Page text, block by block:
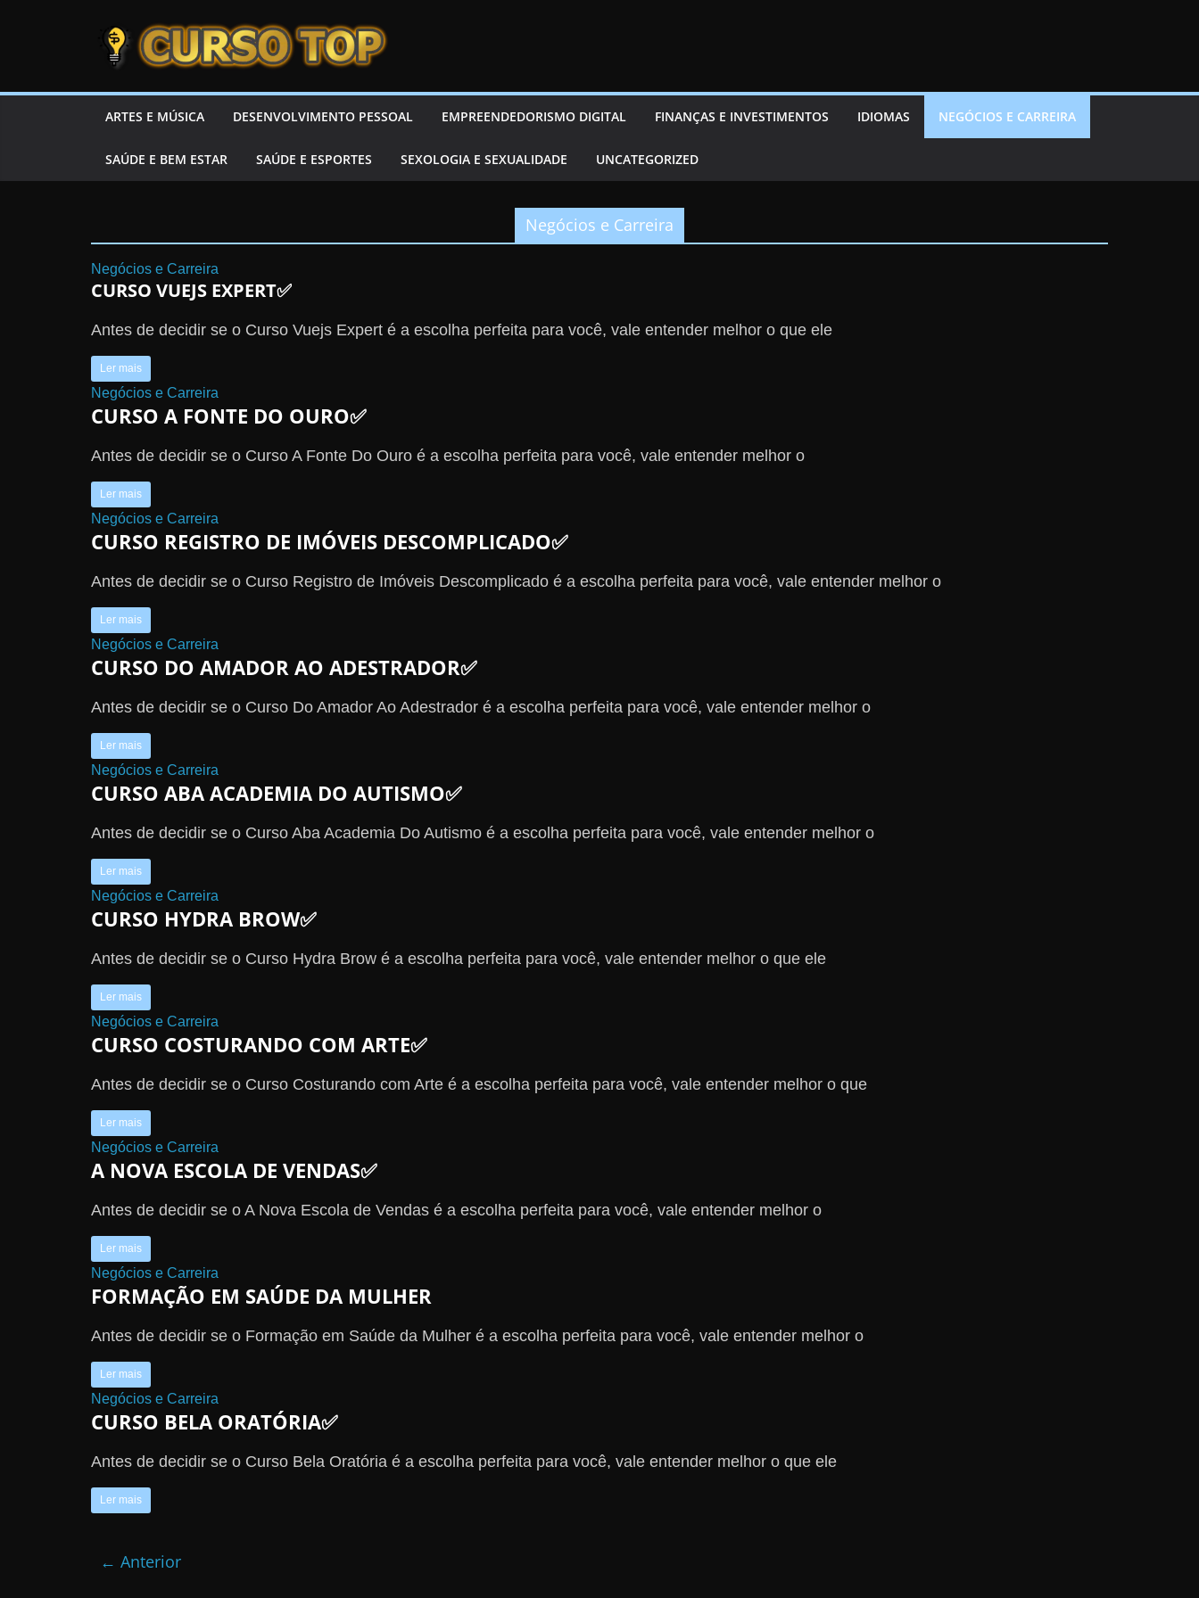
CURSOTOP
h
o
r
s
C
u
r
o
s
d
a
e
b
ARTES E MÚSICA DESENVOLVIMENTO PESSOAL EMPREENDEDORISMO DIGITAL FINANÇAS E INVESTIMENTOS IDIOMAS NEGÓCIOS E CARREIRA
SAÚDE E BEM ESTAR SAÚDE E ESPORTES SEXOLOGIA E SEXUALIDADE UNCATEGORIZED
Negócios e Carreira
Negócios e Carreira
CURSO VUEJS EXPERT✅
Antes de decidir se o Curso Vuejs Expert é a escolha perfeita para você, vale entender melhor o que ele
Ler mais
Negócios e Carreira
CURSO A FONTE DO OURO✅
Antes de decidir se o Curso A Fonte Do Ouro é a escolha perfeita para você, vale entender melhor o
Ler mais
Negócios e Carreira
CURSO REGISTRO DE IMÓVEIS DESCOMPLICADO✅
Antes de decidir se o Curso Registro de Imóveis Descomplicado é a escolha perfeita para você, vale entender melhor o
Ler mais
Negócios e Carreira
CURSO DO AMADOR AO ADESTRADOR✅
Antes de decidir se o Curso Do Amador Ao Adestrador é a escolha perfeita para você, vale entender melhor o
Ler mais
Negócios e Carreira
CURSO ABA ACADEMIA DO AUTISMO✅
Antes de decidir se o Curso Aba Academia Do Autismo é a escolha perfeita para você, vale entender melhor o
Ler mais
Negócios e Carreira
CURSO HYDRA BROW✅
Antes de decidir se o Curso Hydra Brow é a escolha perfeita para você, vale entender melhor o que ele
Ler mais
Negócios e Carreira
CURSO COSTURANDO COM ARTE✅
Antes de decidir se o Curso Costurando com Arte é a escolha perfeita para você, vale entender melhor o que
Ler mais
Negócios e Carreira
A NOVA ESCOLA DE VENDAS✅
Antes de decidir se o A Nova Escola de Vendas é a escolha perfeita para você, vale entender melhor o
Ler mais
Negócios e Carreira
FORMAÇÃO EM SAÚDE DA MULHER
Antes de decidir se o Formação em Saúde da Mulher é a escolha perfeita para você, vale entender melhor o
Ler mais
Negócios e Carreira
CURSO BELA ORATÓRIA✅
Antes de decidir se o Curso Bela Oratória é a escolha perfeita para você, vale entender melhor o que ele
Ler mais
← Anterior